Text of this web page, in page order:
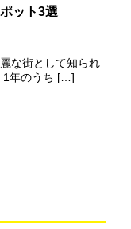
ット3選
な街として知られ
1年のうち […]